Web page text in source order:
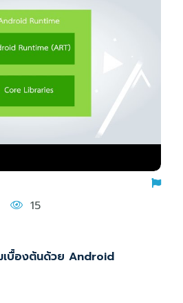
15
เบื้องต้นด้วย Android